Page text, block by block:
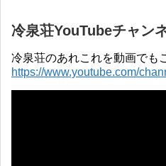
冷泉荘YouTubeチャン
冷泉荘のあれこれを動画でも
https://www.youtube.com/